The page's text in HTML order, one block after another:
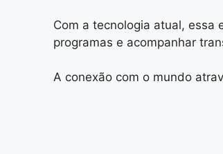
Com a tecnologia atual, essa
programas e acompanhar
A conexão com o mundo